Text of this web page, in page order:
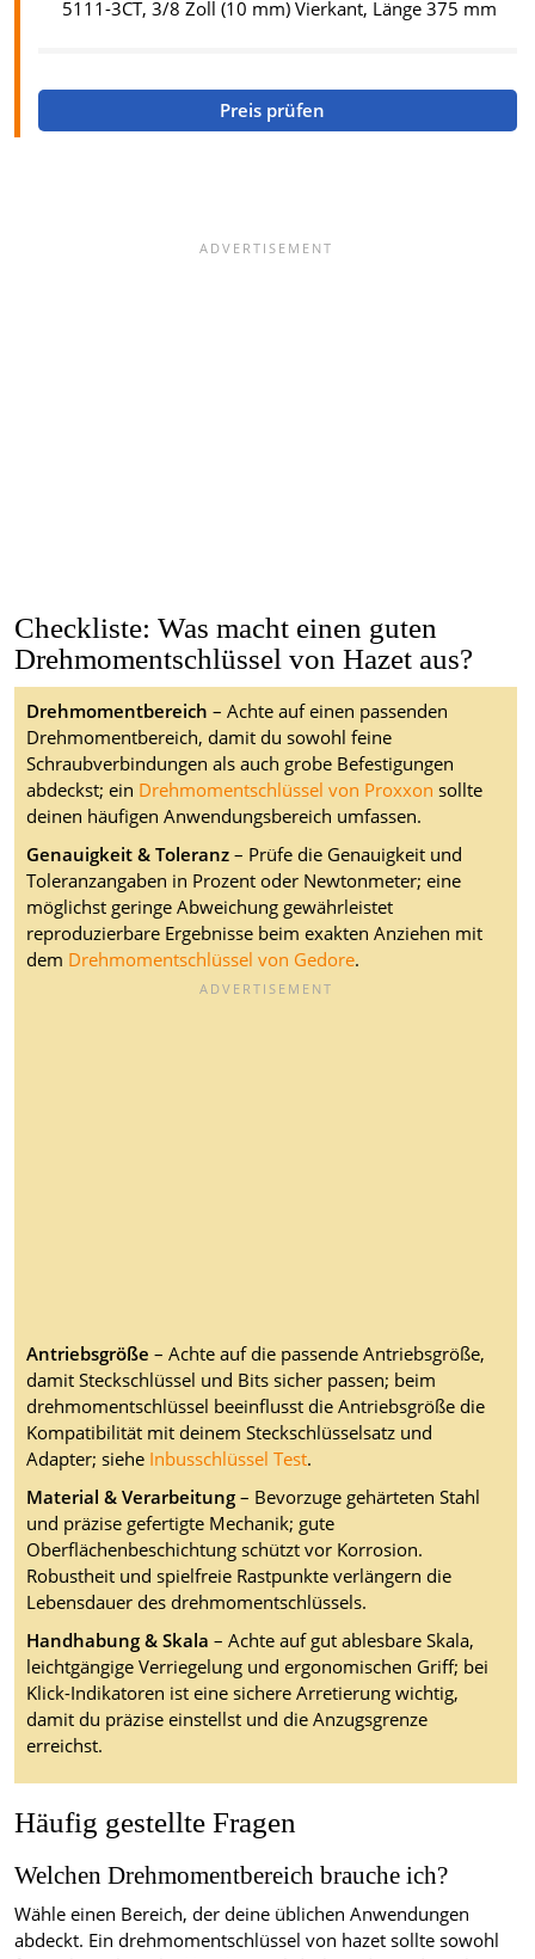
5111-3CT, 3/8 Zoll (10 mm) Vierkant, Länge 375 mm
Preis prüfen
Checkliste: Was macht einen guten
Drehmomentschlüssel von Hazet aus?
Drehmomentbereich – Achte auf einen passenden
Drehmomentbereich, damit du sowohl feine
Schraubverbindungen als auch grobe Befestigungen
abdeckst; ein Drehmomentschlüssel von Proxxon sollte
deinen häufigen Anwendungsbereich umfassen.
Genauigkeit & Toleranz– Prüfe die Genauigkeit und
Toleranzangaben in Prozent oder Newtonmeter; eine
möglichst geringe Abweichung gewährleistet
reproduzierbare Ergebnisse beim exakten Anziehen mit
dem Drehmomentschlüssel von Gedore.
Antriebsgröße – Achte auf die passende Antriebsgröße,
damit Steckschlüssel und Bits sicher passen; beim
drehmomentschlüssel beeinflusst die Antriebsgröße die
Kompatibilität mit deinem Steckschlüsselsatz und
Adapter; siehe Inbusschlüssel Test.
Material & Verarbeitung– Bevorzuge gehärteten Stahl
und präzise gefertigte Mechanik; gute
Oberflächenbeschichtung schützt vor Korrosion.
Robustheit und spielfreie Rastpunkte verlängern die
Lebensdauer des drehmomentschlüssels.
Handhabung & Skala – Achte auf gut ablesbare Skala,
leichtgängige Verriegelung und ergonomischen Griff; bei
Klick-Indikatoren ist eine sichere Arretierung wichtig,
damit du präzise einstellst und die Anzugsgrenze
erreichst.
Häufig gestellte Fragen
Welchen Drehmomentbereich brauche ich?
Wähle einen Bereich, der deine üblichen Anwendungen
abdeckt. Ein drehmomentschlüssel von hazet sollte sowohl